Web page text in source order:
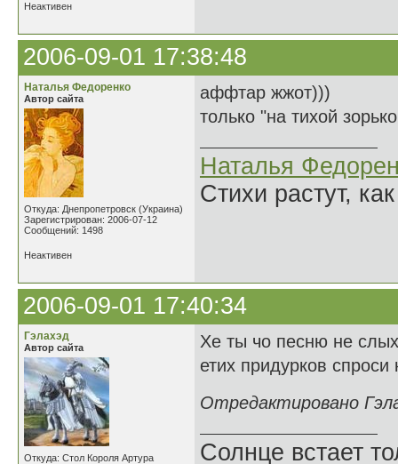
Неактивен
2006-09-01 17:38:48
Наталья Федоренко
Автор сайта
Откуда: Днепропетровск (Украина)
Зарегистрирован: 2006-07-12
Сообщений: 1498
аффтар жжот)))
только "на тихой
Наталья
Стихи растут,
Неактивен
2006-09-01 17:40:34
Гэлахэд
Автор сайта
Откуда: Стол Короля Артура
Хе ты чо песню не
етих придурков спроси
Отредактировано
Солнце встает